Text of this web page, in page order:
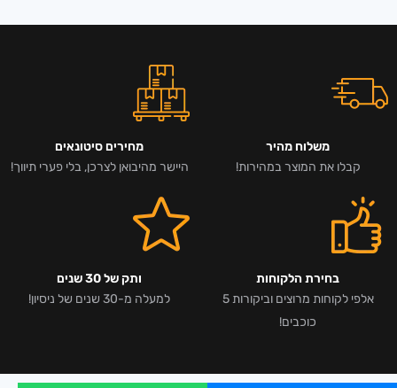
משלוח מהיר
קבלו את המוצר במהירות!
מחירים סיטונאים
היישר מהיבואן לצרכן, בלי פערי תיווך!
בחירת הלקוחות
אלפי לקוחות מרוצים וביקורות 5
כוכבים!
ותק של 30 שנים
למעלה מ-30 שנים של ניסיון!